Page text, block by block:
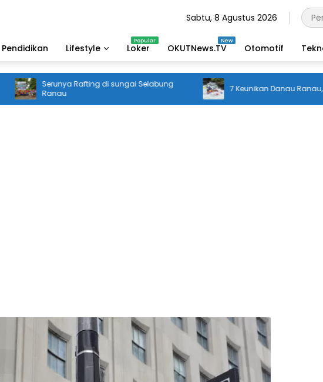
Sabtu, 8 Agustus 2026
Pendidikan Lifestyle Loker OKUTNews.TV Otomotif
Serunya Rafting di sungai Selabung
Ranau
7 Keunikan Danau Ranau, OKU